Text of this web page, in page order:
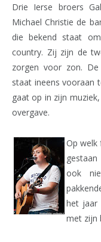
Drie Ierse broers
Michael Christie de
die bekend staat
country. Zij zijn de
zorgen voor zon.
staat ineens vooraan
gaat op in zijn
overgave.
Op welk
ook
het jaar
met zijn